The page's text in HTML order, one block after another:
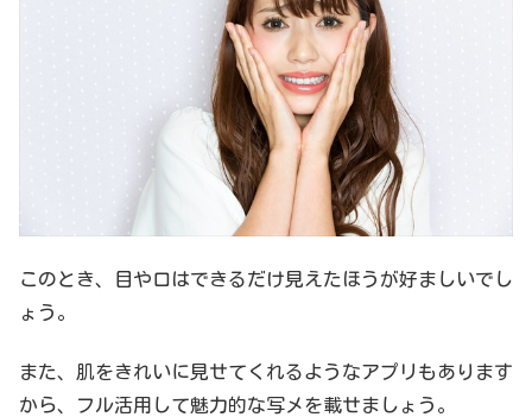
このとき、目や口はできるだけ見えたほうが好ましいでし
ょう。
また、肌をきれいに見せてくれるようなアプリもあります
から、フル活用して魅力的な写メを載せましょう。